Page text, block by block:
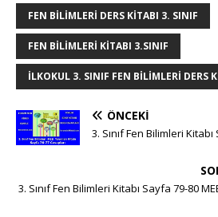
FEN BILIMLERI DERS KITABI 3. SINIF
FEN BILIMLERI KITABI 3.SINIF
ILKOKUL 3. SINIF FEN BILIMLERI DERS
ÖNCEKI
3. Sınıf Fen Bilimleri
3. Sınıf Fen Bilimleri Kitabı Sayfa 79-80